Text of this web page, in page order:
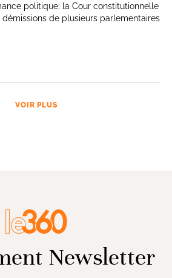
politique: la Cour constitutionnelle
démissions de plusieurs parlementaires
VOIR PLUS
Newsletter